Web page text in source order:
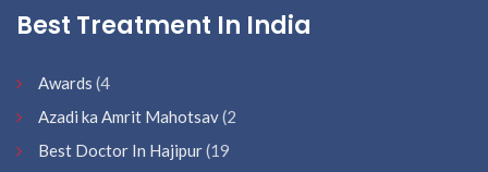
Best Treatment In India
Awards (4
Azadi ka Amrit Mahotsav(2
Best Doctor In Hajipur(19